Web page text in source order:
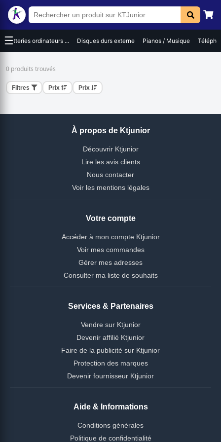
☰
Batteries ordinateurs ... Disques durs externe Pianos / Musique
0 produits trouvés
Filtres Prix Prix
À propos de Ktjunior
Découvrir Ktjunior
Lire les avis clients
Nous contacter
Voir les mentions légales
Votre compte
Accéder à mon compte Ktjunior
Voir mes commandes
Gérer mes adresses
Consulter ma liste de souhaits
Services & Partenaires
Vendre sur Ktjunior
Devenir affilié Ktjunior
Faire de la publicité sur Ktjunior
Protection des marques
Devenir fournisseur Ktjunior
Aide & Informations
Conditions générales
Politique de confidentialité